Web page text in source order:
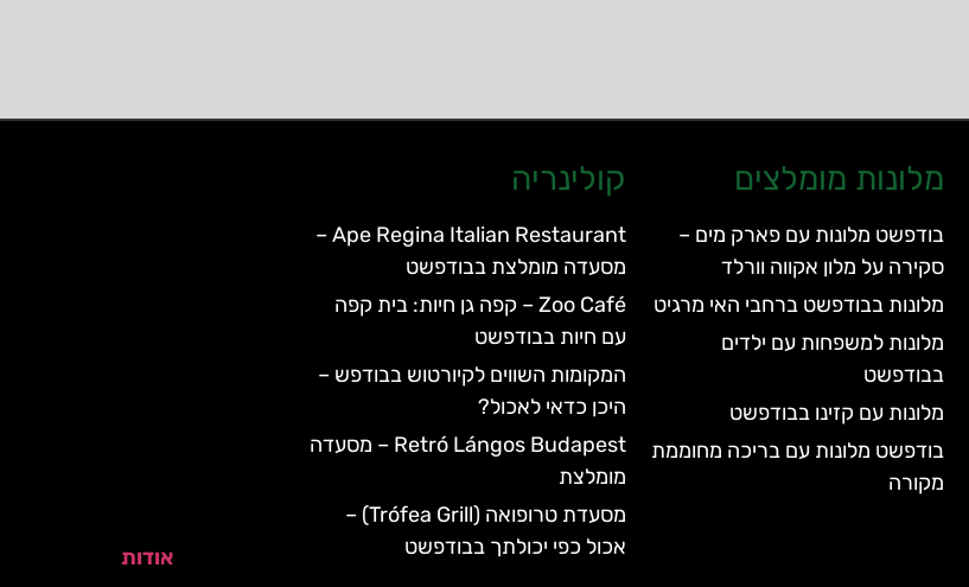
מלונות מומלצים
בודפשט מלונות עם פארק מים –
סקירה על מלון אקווה וורלד
מלונות בבודפשט ברחבי האי מרגיט
מלונות למשפחות עם ילדים
בבודפשט
מלונות עם קזינו בבודפשט
בודפשט מלונות עם בריכה מחוממת
מקורה
קולינריה
Ape Regina Italian Restaurant –
מסעדה מומלצת בבודפשט
Zoo Café – קפה גן חיות: בית קפה
עם חיות בבודפשט
המקומות השווים לקיורטוש בבודפש –
היכן כדאי לאכול?
Retró Lángos Budapest – מסעדה
מומלצת
מסעדת טרופואה (Trófea Grill) –
אכול כפי יכולתך בבודפשט
אודות